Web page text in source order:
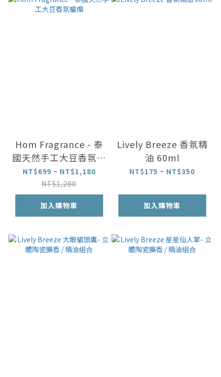
Hom Fragrance - 泰
國天然手工大豆香氛蠟
燭
NT$699 ~ NT$1,180
NT$1,280
加入購物車
Lively Breeze 香氛精
油 60ml
NT$175 ~ NT$350
加入購物車